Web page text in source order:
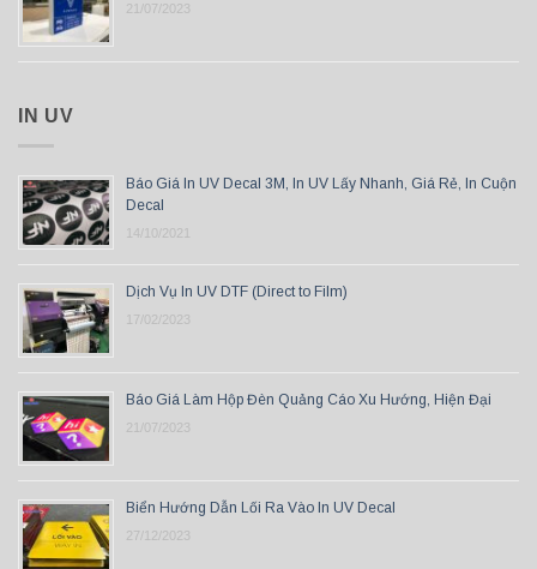
21/07/2023
IN UV
Báo Giá In UV Decal 3M, In UV Lấy Nhanh, Giá Rẻ, In Cuộn
Decal
14/10/2021
Dịch Vụ In UV DTF (Direct to Film)
17/02/2023
Báo Giá Làm Hộp Đèn Quảng Cáo Xu Hướng, Hiện Đại
21/07/2023
Biển Hướng Dẫn Lối Ra Vào In UV Decal
27/12/2023